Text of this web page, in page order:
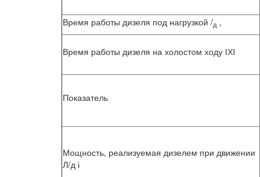
Время работы дизеля под нагрузкой /д ,
Время работы дизеля на холостом ходу ІХІ
Показатель
Мощность, реализуемая дизелем при движении
Л/д і